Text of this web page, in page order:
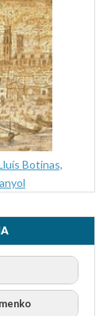
Botinas,